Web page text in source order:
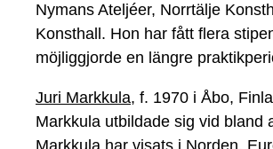
Nymans Ateljéer, Norrtälje
Konsthall. Hon har fått flera
möjliggjorde en längre
Juri Markkula, f. 1970 i Åbo,
Markkula utbildade sig vid bland
Markkula har visats i Norden,